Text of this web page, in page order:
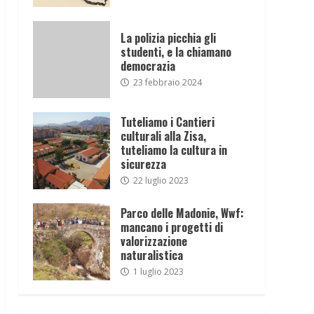
La polizia picchia gli
studenti, e la chiamano
democrazia
23 febbraio 2024
Tuteliamo i Cantieri
culturali alla Zisa,
tuteliamo la cultura in
sicurezza
22 luglio 2023
Parco delle Madonie, Wwf:
mancano i progetti di
valorizzazione
naturalistica
1 luglio 2023